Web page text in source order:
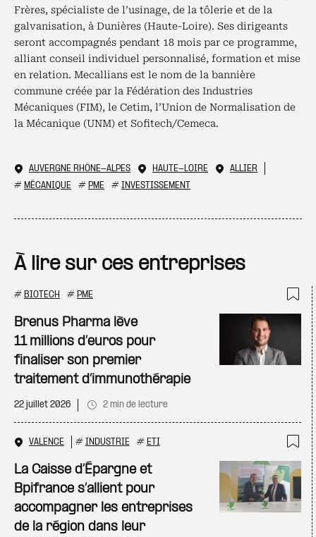
Frères, spécialiste de l’usinage, de la tôlerie et de la
galvanisation, à Dunières (Haute-Loire). Ses dirigeants
seront accompagnés pendant 18 mois par ce programme,
alliant conseil individuel personnalisé, formation et mise
en relation. Mecallians est le nom de la bannière
commune créée par la Fédération des Industries
Mécaniques (FIM), le Cetim, l’Union de Normalisation de
la Mécanique (UNM) et Sofitech/Cemeca.
AUVERGNE RHÔNE-ALPES HAUTE-LOIRE
ALLIER
# MÉCANIQUE # PME # INVESTISSEMENT
À lire sur ces entreprises
# BIOTECH # PME
Brenus Pharma lève
11 millions d’euros pour
finaliser son premier
traitement d’immunothérapie
22 juillet 2026 2 min de lecture
VALENCE # INDUSTRIE # ETI
La Caisse d’Épargne et
Bpifrance s’allient pour
accompagner les entreprises
de la région dans leur